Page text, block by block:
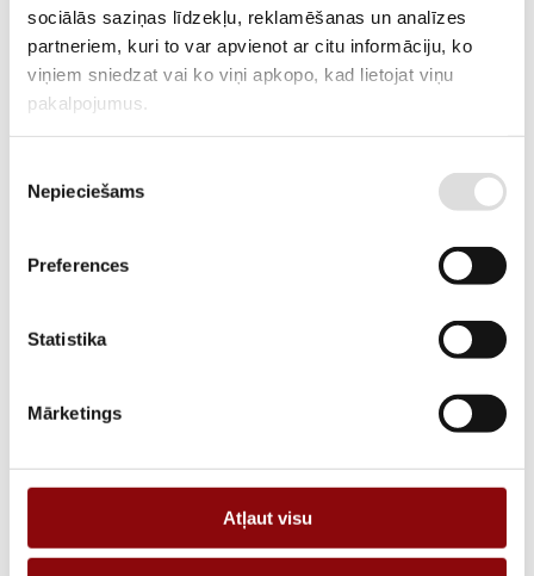
sociālās saziņas līdzekļu, reklamēšanas un analīzes
partneriem, kuri to var apvienot ar citu informāciju, ko
viņiem sniedzat vai ko viņi apkopo, kad lietojat viņu
pakalpojumus.
izvēle
Nepieciešams
Preferences
Statistika
Mārketings
Atļaut visu
ATLIKUMS Pieejams pēc pasūtījuma
ARTIKULS 28192T2010
RAŽOTĀJA KODS 192T2010
APRAKSTS
PIEPRASĪT PIEDĀVĀJUMU
0.19 kg
IZMĒRI 83x83x55 cm